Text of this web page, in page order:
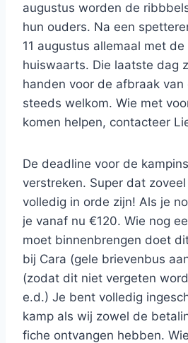
augustus worden de
hun ouders. Na een
11 augustus allemaal met
huiswaarts. Die laatste dag
handen voor de afbraak
steeds welkom. Wie met
komen helpen, contacteer
De deadline voor de
verstreken. Super dat
volledig in orde zijn! Als je
je vanaf nu €120. Wie nog
moet binnenbrengen doet
bij Cara (gele brievenbus
(zodat dit niet vergeten
e.d.) Je bent volledig
kamp als wij zowel de
fiche ontvangen hebben.